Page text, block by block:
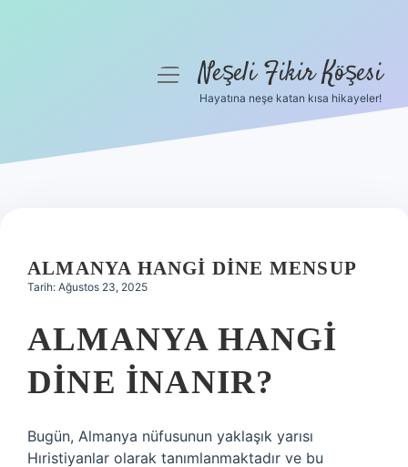
Hakkımızda
menüyüNeşeli Fikir Köşesi
Hayatına neşe katan kısa hikayeler!
ALMANYA HANGI DINE MENSUP
Tarih: Ağustos 23, 2025
ALMANYA HANGI
DINE INANIR?
Bugün, Almanya nüfusunun yaklaşık yarısı
Hıristiyanlar olarak tanımlanmaktadır ve bu